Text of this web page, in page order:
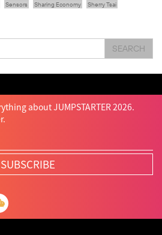
Sensors Sharing Economy
Sherry Tsai
Vr
林亮 楊聖武 機械人技術 盛智文 總決賽
蔡曉慧
SEARCH
about JUMPSTARTER 2026.
SUBSCRIBE